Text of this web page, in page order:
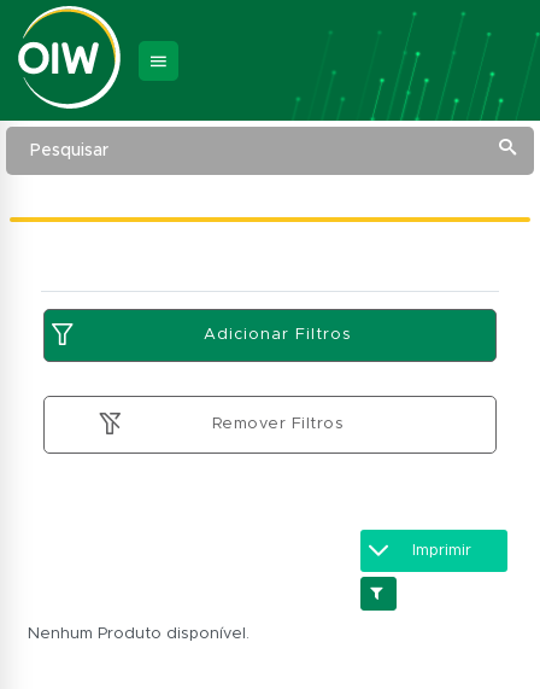
Pesquisar
Adicionar Filtros
Remover Filtros
Imprimir
Nenhum Produto disponível.